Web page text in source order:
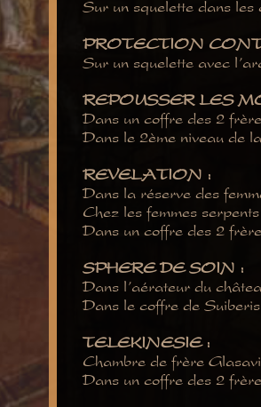
Sur un squelette dans les
PROTECTION
Sur un squelette avec
REPOUSSER LES
Dans un coffre des 2
Dans le 2ème niveau de
REVELATION :
Dans la réserve des
Chez les femmes
Dans un coffre des 2
SPHERE DE SOIN :
Dans l’aérateur du
Dans le coffre de
TELEKINESIE :
Chambre de frère
Dans un coffre des 2